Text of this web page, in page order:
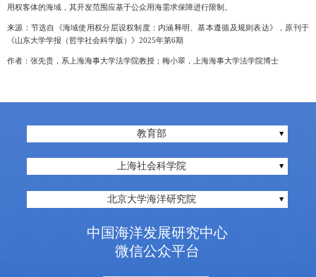
用权客体的海域，其开发范围应基于公众用海需求保障进行限制。
来源：节选自《海域使用权分层设权制度：内涵释明、基本遵循及规则表达》，原刊于
《山东大学学报（哲学社会科学版）》2025年第6期
作者：张先贵，系上海海事大学法学院教授；梅小翠，上海海事大学法学院博士
教育部
上海社会科学院
北京大学海洋研究院
中国海洋发展研究中心
微信公众平台